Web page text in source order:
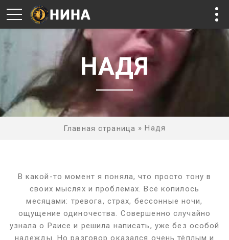
НАДЯ
Главная страница »Надя
В какой-то момент я поняла, что просто тону в
своих мыслях и проблемах. Всё копилось
месяцами: тревога, страх, бессонные ночи,
ощущение одиночества. Совершенно случайно
узнала о Раисе и решила написать, уже без особой
надежды. Но разговор оказался очень тёплым и